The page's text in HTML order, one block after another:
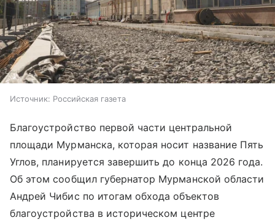
Источник: Российская газета
Благоустройство первой части центральной
площади Мурманска, которая носит название Пять
Углов, планируется завершить до конца 2026 года.
Об этом сообщил губернатор Мурманской области
Андрей Чибис по итогам обхода объектов
благоустройства в историческом центре